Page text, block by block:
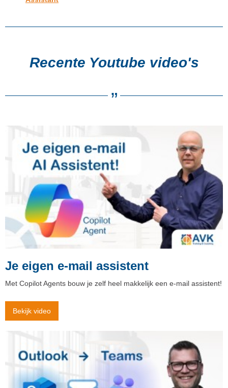
Recente Youtube video's
”
Je eigen e-mail assistent
Met Copilot Agents bouw je zelf heel makkelijk een e-mail assistent!
Bekijk video